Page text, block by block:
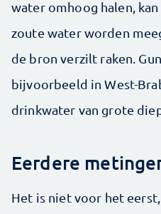
water omhoog halen,
zoute water worden
de bron verzilt raken.
bijvoorbeeld in West-
drinkwater van grote
Eerdere
Het is niet voor het